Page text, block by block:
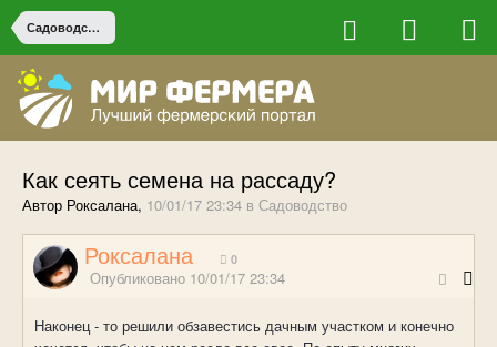
Садоводство
Как сеять семена на рассаду?
Автор Роксалана, 10/01/17 23:34 в Садоводство
Роксалана 0
Опубликовано 10/01/17 23:34
Наконец - то решили обзавестись дачным участком и конечно